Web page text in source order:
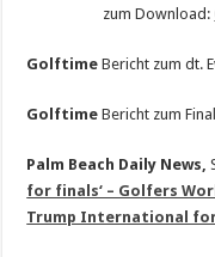
zum Download:
GolftimeBericht zum dt.
GolftimeBericht zum
Palm Beach Daily News,
for finals‘ – Golfers
Trump International for